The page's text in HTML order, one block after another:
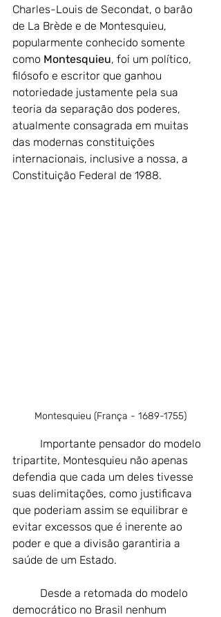
Charles-Louis de Secondat, o barão
de La Brède e de Montesquieu,
popularmente conhecido somente
como Montesquieu, foi um político,
filósofo e escritor que ganhou
notoriedade justamente pela sua
teoria da separação dos poderes,
atualmente consagrada em muitas
das modernas constituições
internacionais, inclusive a nossa, a
Constituição Federal de 1988.
Montesquieu (França - 1689-1755)
Importante pensador do modelo
tripartite, Montesquieu não apenas
defendia que cada um deles tivesse
suas delimitações, como justificava
que poderiam assim se equilibrar e
evitar excessos que é inerente ao
poder e que a divisão garantiria a
saúde de um Estado.
Desde a retomada do modelo
democrático no Brasil nenhum